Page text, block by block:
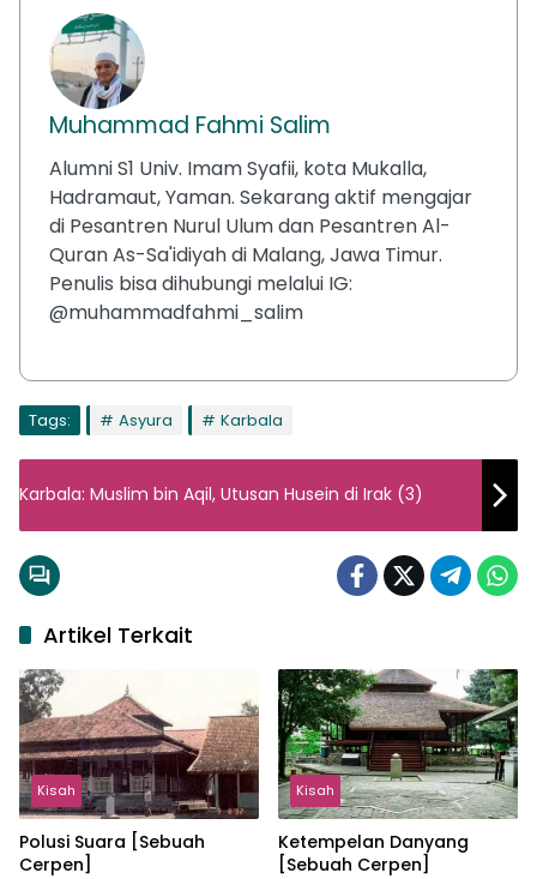
Muhammad Fahmi Salim
Alumni S1 Univ. Imam Syafii, kota Mukalla,
Hadramaut, Yaman. Sekarang aktif mengajar
di Pesantren Nurul Ulum dan Pesantren Al-
Quran As-Sa'idiyah di Malang, Jawa Timur.
Penulis bisa dihubungi melalui IG:
@muhammadfahmi_salim
Tags: Asyura Karbala
Karbala: Muslim bin Aqil, Utusan Husein di Irak (3)
Artikel Terkait
Kisah
Polusi Suara [Sebuah
Cerpen]
Kisah
Ketempelan Danyang
[Sebuah Cerpen]